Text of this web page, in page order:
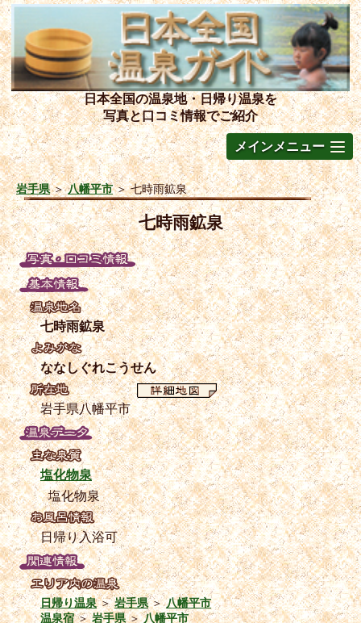
日本全国の温泉地・日帰り温泉を
写真と口コミ情報でご紹介
メインメニュー
岩手県＞八幡平市＞七時雨鉱泉
七時雨鉱泉
七時雨鉱泉
ななしぐれこうせん
岩手県八幡平市
塩化物泉
塩化物泉
日帰り入浴可
日帰り温泉＞岩手県＞八幡平市
温泉宿＞岩手県＞八幡平市